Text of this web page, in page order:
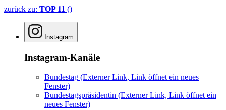
zurück zu: TOP 11 ()
Instagram
Instagram-Kanäle
Bundestag (Externer Link, Link öffnet ein neues
Fenster)
Bundestagspräsidentin (Externer Link, Link öffnet ein
neues Fenster)